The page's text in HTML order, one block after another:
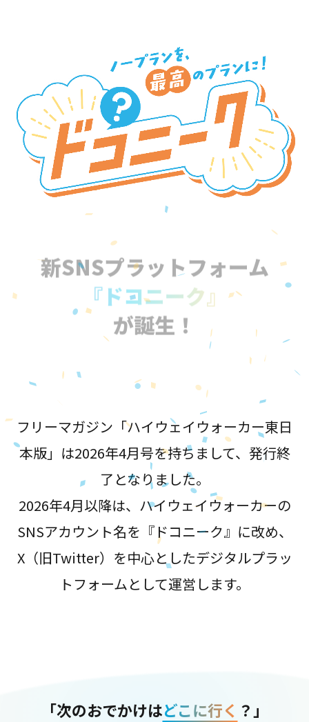
新SNSプラットフォーム
『ドコニーク』
が誕生！
フリーマガジン「ハイウェイウォーカー東日
本版」は2026年4月号を持ちまして、発行終
了となりました。
2026年4月以降は、ハイウェイウォーカーの
SNSアカウント名を『ドコニーク』に改め、
X（旧Twitter）を中心としたデジタルプラッ
トフォームとして運営します。
「次のおでかけはどこに行く ？」